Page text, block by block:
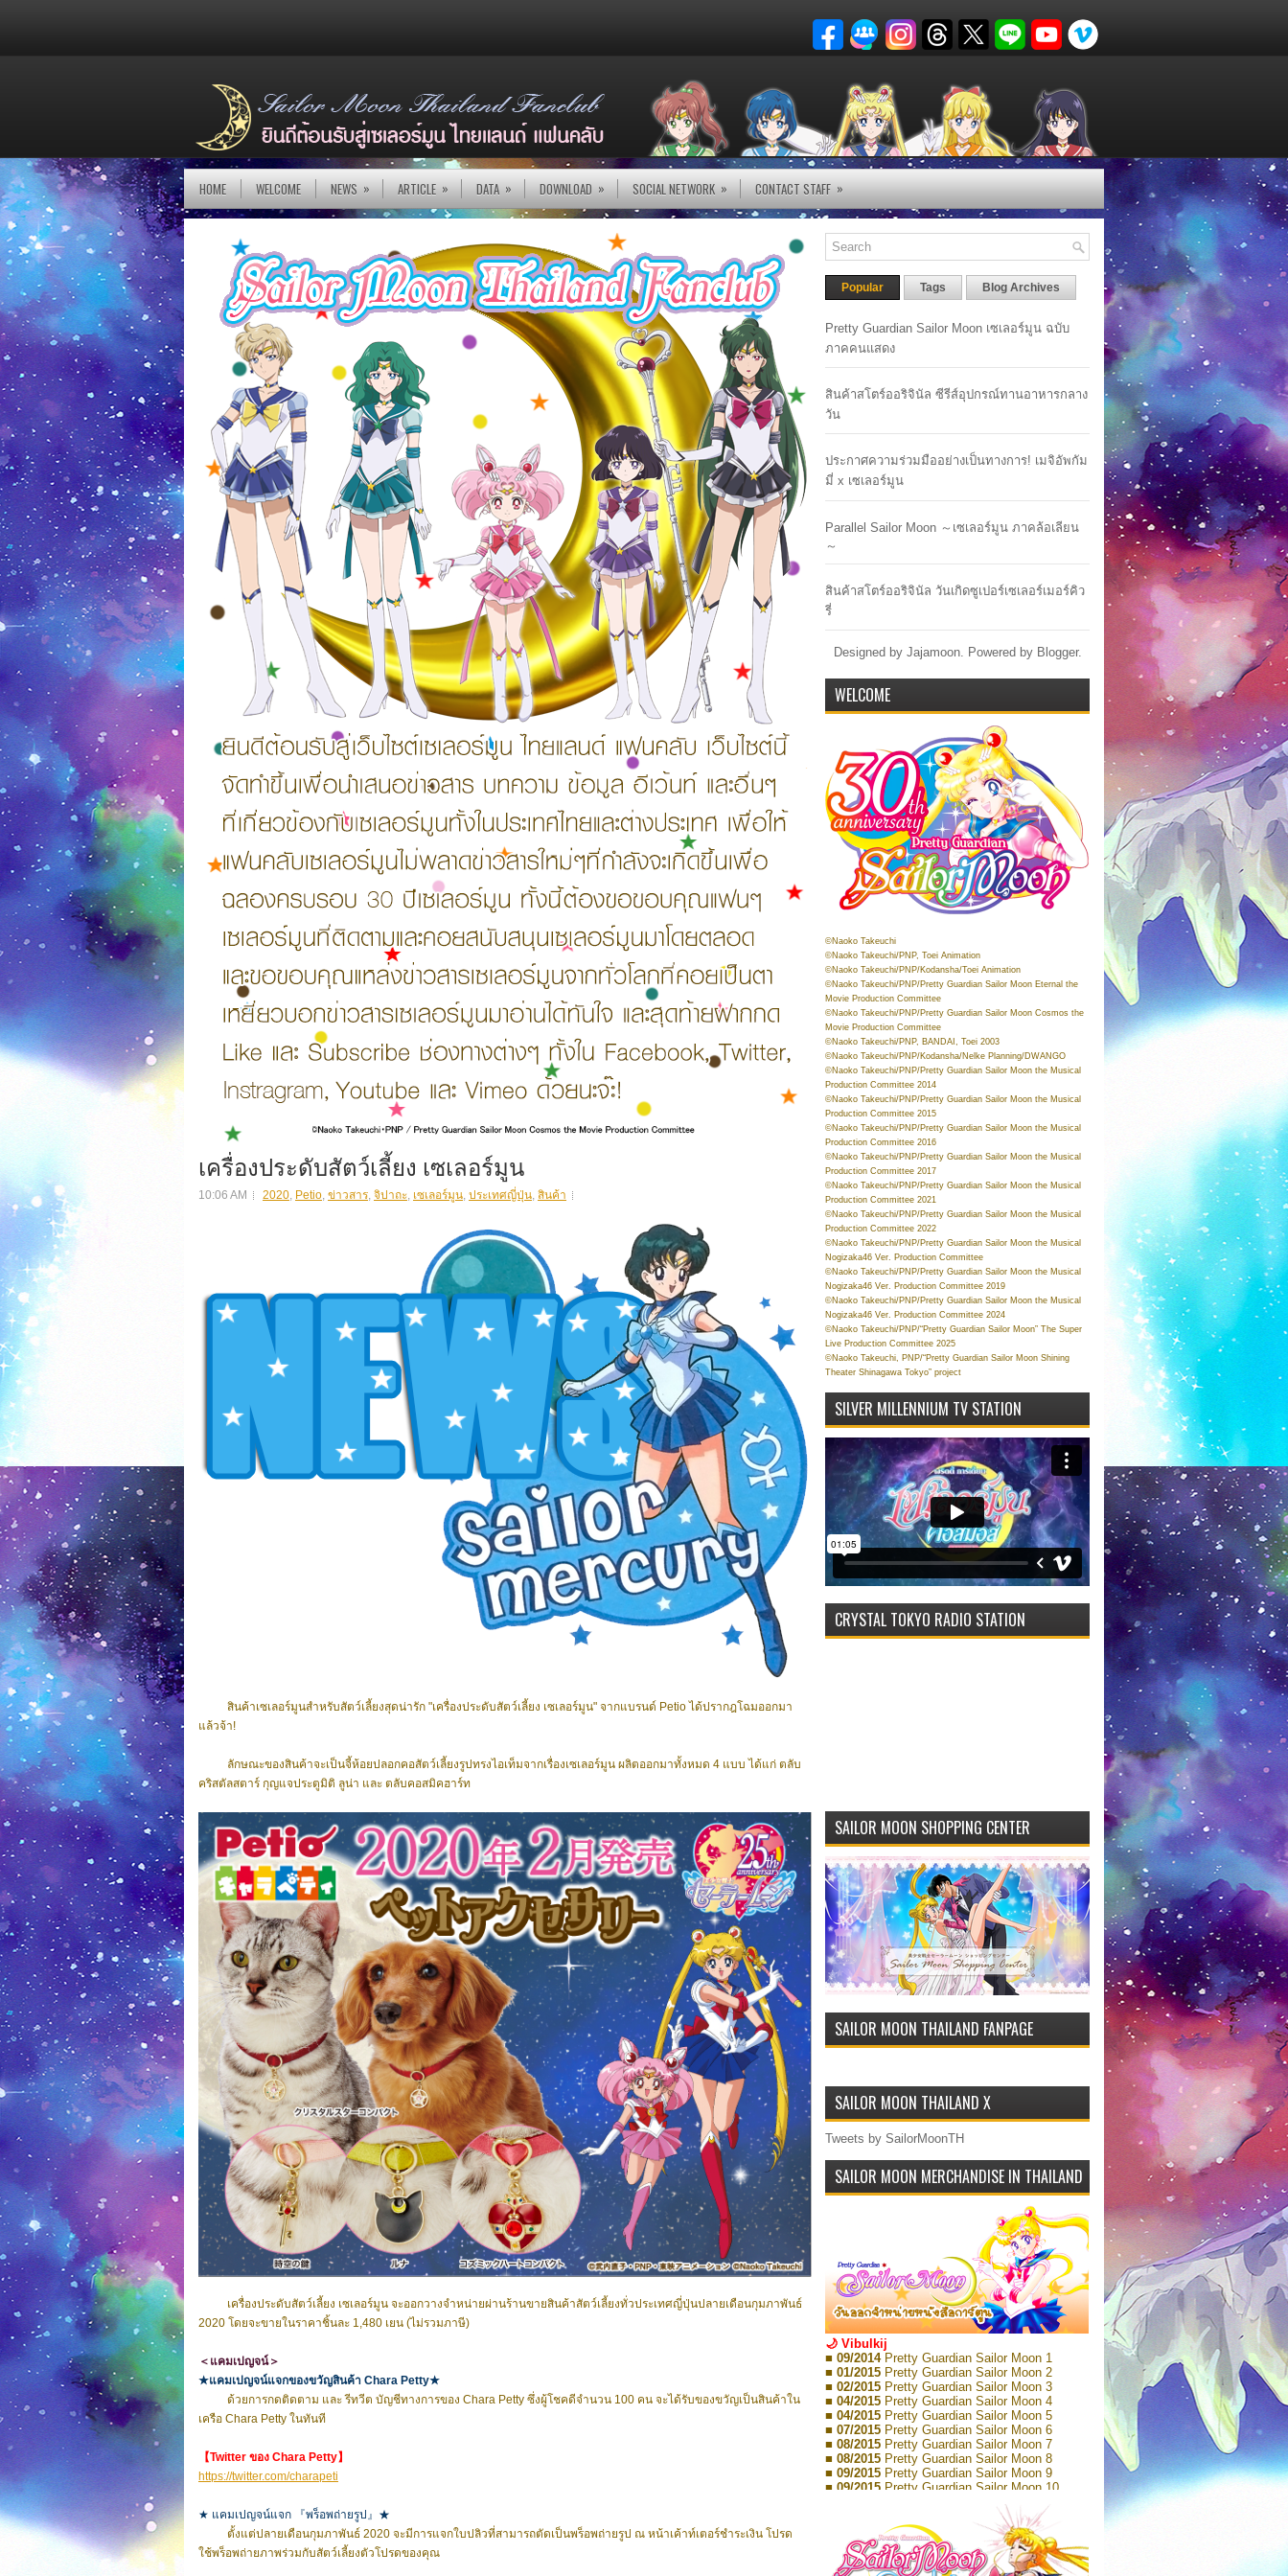
HOME WELCOME NEWS » ARTICLE » DATA » DOWNLOAD » SOCIAL NETWORK » CONTACT STAFF »
เครื่องประดับสัตว์เลี้ยง เซเลอร์มูน
10:06 AM 2020, Petio, ข่าวสาร, จิปาถะ, เซเลอร์มูน, ประเทศญี่ปุ่น, สินค้า
สินค้าเซเลอร์มูนสำหรับสัตว์เลี้ยงสุดน่ารัก "เครื่องประดับสัตว์เลี้ยง เซเลอร์มูน" จากแบรนด์ Petio ได้ปรากฎโฉมออกมา
แล้วจ้า!
ลักษณะของสินค้าจะเป็นจี้ห้อยปลอกคอสัตว์เลี้ยงรูปทรงไอเท็มจากเรื่องเซเลอร์มูน ผลิตออกมาทั้งหมด 4 แบบ ได้แก่ ตลับ
คริสตัลสตาร์ กุญแจประตูมิติ ลูน่า และ ตลับคอสมิคฮาร์ท
เครื่องประดับสัตว์เลี้ยง เซเลอร์มูน จะออกวางจำหน่ายผ่านร้านขายสินค้าสัตว์เลี้ยงทั่วประเทศญี่ปุ่นปลายเดือนกุมภาพันธ์
2020 โดยจะขายในราคาชิ้นละ 1,480 เยน (ไม่รวมภาษี)
＜แคมเปญจน์＞
★แคมเปญจน์แจกของขวัญสินค้า Chara Petty★
ด้วยการกดติดตาม และ รีทวีต บัญชีทางการของ Chara Petty ซึ่งผู้โชคดีจำนวน 100 คน จะได้รับของขวัญเป็นสินค้าใน
เครือ Chara Petty ในทันที
【Twitter ของ Chara Petty】
https://twitter.com/charapeti
★ แคมเปญจน์แจก 『พร็อพถ่ายรูป』★
ตั้งแต่ปลายเดือนกุมภาพันธ์ 2020 จะมีการแจกใบปลิวที่สามารถตัดเป็นพร็อพถ่ายรูป ณ หน้าเค้าท์เตอร์ชำระเงิน โปรด
ใช้พร็อพถ่ายภาพร่วมกับสัตว์เลี้ยงตัวโปรดของคุณ
Popular Tags Blog Archives
Pretty Guardian Sailor Moon เซเลอร์มูน ฉบับ
ภาคคนแสดง
สินค้าสโตร์ออริจินัล ซีรีส์อุปกรณ์ทานอาหารกลาง
วัน
ประกาศความร่วมมืออย่างเป็นทางการ! เมจิอัพกัม
มี่ x เซเลอร์มูน
Parallel Sailor Moon ～เซเลอร์มูน ภาคล้อเลียน
～
สินค้าสโตร์ออริจินัล วันเกิดซูเปอร์เซเลอร์เมอร์คิว
รี่
Designed by Jajamoon. Powered by Blogger.
WELCOME
©Naoko Takeuchi
©Naoko Takeuchi/PNP, Toei Animation
©Naoko Takeuchi/PNP/Kodansha/Toei Animation
©Naoko Takeuchi/PNP/Pretty Guardian Sailor Moon Eternal the
Movie Production Committee
©Naoko Takeuchi/PNP/Pretty Guardian Sailor Moon Cosmos the
Movie Production Committee
©Naoko Takeuchi/PNP, BANDAI, Toei 2003
©Naoko Takeuchi/PNP/Kodansha/Nelke Planning/DWANGO
©Naoko Takeuchi/PNP/Pretty Guardian Sailor Moon the Musical
Production Committee 2014
©Naoko Takeuchi/PNP/Pretty Guardian Sailor Moon the Musical
Production Committee 2015
©Naoko Takeuchi/PNP/Pretty Guardian Sailor Moon the Musical
Production Committee 2016
©Naoko Takeuchi/PNP/Pretty Guardian Sailor Moon the Musical
Production Committee 2017
©Naoko Takeuchi/PNP/Pretty Guardian Sailor Moon the Musical
Production Committee 2021
©Naoko Takeuchi/PNP/Pretty Guardian Sailor Moon the Musical
Production Committee 2022
©Naoko Takeuchi/PNP/Pretty Guardian Sailor Moon the Musical
Nogizaka46 Ver. Production Committee
©Naoko Takeuchi/PNP/Pretty Guardian Sailor Moon the Musical
Nogizaka46 Ver. Production Committee 2019
©Naoko Takeuchi/PNP/Pretty Guardian Sailor Moon the Musical
Nogizaka46 Ver. Production Committee 2024
©Naoko Takeuchi/PNP/“Pretty Guardian Sailor Moon” The Super
Live Production Committee 2025
©Naoko Takeuchi, PNP/“Pretty Guardian Sailor Moon Shining
Theater Shinagawa Tokyo” project
SILVER MILLENNIUM TV STATION
CRYSTAL TOKYO RADIO STATION
SAILOR MOON SHOPPING CENTER
SAILOR MOON THAILAND FANPAGE
SAILOR MOON THAILAND X
Tweets by SailorMoonTH
SAILOR MOON MERCHANDISE IN THAILAND
🌙 Vibulkij
■ 09/2014 Pretty Guardian Sailor Moon 1
■ 01/2015 Pretty Guardian Sailor Moon 2
■ 02/2015 Pretty Guardian Sailor Moon 3
■ 04/2015 Pretty Guardian Sailor Moon 4
■ 04/2015 Pretty Guardian Sailor Moon 5
■ 07/2015 Pretty Guardian Sailor Moon 6
■ 08/2015 Pretty Guardian Sailor Moon 7
■ 08/2015 Pretty Guardian Sailor Moon 8
■ 09/2015 Pretty Guardian Sailor Moon 9
■ 09/2015 Pretty Guardian Sailor Moon 10
Pretty Guardian Sailor Moon 11
Pretty Guardian Sailor Moon 12
Pretty Guardian Sailor Moon Short
Stories 1
■ 09/2018Pretty Guardian Sailor Moon Short